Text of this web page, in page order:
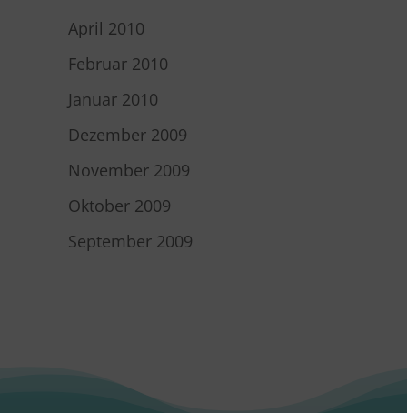
April 2010
Februar 2010
Januar 2010
Dezember 2009
November 2009
Oktober 2009
September 2009